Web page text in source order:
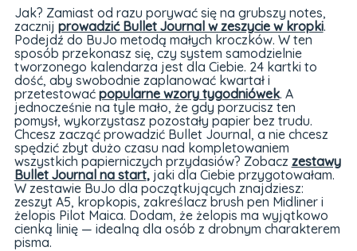
Jak? Zamiast od razu porywać się na grubszy notes,
zacznij prowadzić Bullet Journal w zeszycie w kropki.
Podejdź do BuJo metodą małych kroczków. W ten
sposób przekonasz się, czy system samodzielnie
tworzonego kalendarza jest dla Ciebie. 24 kartki to
dość, aby swobodnie zaplanować kwartał i
przetestować popularne wzory tygodniówek. A
jednocześnie na tyle mało, że gdy porzucisz ten
pomysł, wykorzystasz pozostały papier bez trudu.
Chcesz zacząć prowadzić Bullet Journal, a nie chcesz
spędzić zbyt dużo czasu nad kompletowaniem
wszystkich papierniczych przydasiów? Zobacz zestawy
Bullet Journal na start,jaki dla Ciebie przygotowałam.
W zestawie BuJo dla początkujących znajdziesz:
zeszyt A5, kropkopis, zakreślacz brush pen Midliner i
żelopis Pilot Maica. Dodam, że żelopis ma wyjątkowo
cienką linię — idealną dla osób z drobnym charakterem
pisma.